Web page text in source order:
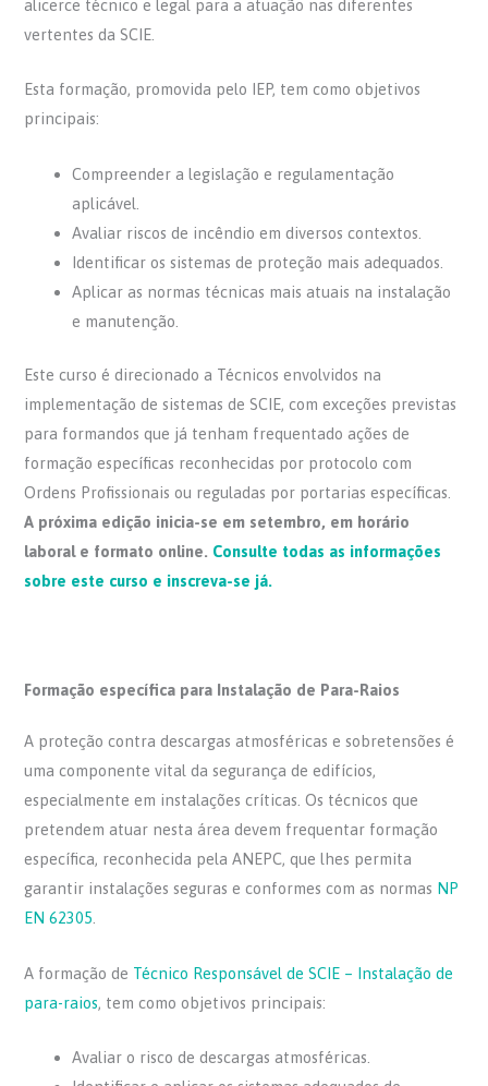
alicerce técnico e legal para a atuação nas diferentes
vertentes da SCIE.
Esta formação, promovida pelo IEP, tem como objetivos
principais:
Compreender a legislação e regulamentação
aplicável.
Avaliar riscos de incêndio em diversos contextos.
Identificar os sistemas de proteção mais adequados.
Aplicar as normas técnicas mais atuais na instalação
e manutenção.
Este curso é direcionado a Técnicos envolvidos na
implementação de sistemas de SCIE, com exceções previstas
para formandos que já tenham frequentado ações de
formação específicas reconhecidas por protocolo com
Ordens Profissionais ou reguladas por portarias específicas.
A próxima edição inicia-se em setembro, em horário
laboral e formato online. Consulte todas as informações
sobre este curso e inscreva-se já.
Formação específica para Instalação de Para-Raios
A proteção contra descargas atmosféricas e sobretensões é
uma componente vital da segurança de edifícios,
especialmente em instalações críticas. Os técnicos que
pretendem atuar nesta área devem frequentar formação
específica, reconhecida pela ANEPC, que lhes permita
garantir instalações seguras e conformes com as normas NP
EN 62305
A formação de Técnico Responsável de SCIE – Instalação de
para-raios, tem como objetivos principais:
Avaliar o risco de descargas atmosféricas.